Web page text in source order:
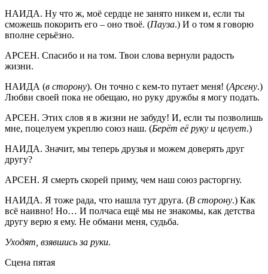
НАИДА. Ну что ж, моё сердце не занято никем и, если ты
сможешь покорить его – оно твоё. (Пауза.) И о том я говорю
вполне серьёзно.
АРСЕН. Спасибо и на том. Твои слова вернули радость
жизни.
НАИДА (в сторону). Он точно с кем-то путает меня! (Арсену.)
Любви своей пока не обещаю, но руку дружбы я могу подать.
АРСЕН. Этих слов я в жизни не забуду! И, если ты позволишь
мне, поцелуем укреплю союз наш. (Берёт её руку и целует.)
НАИДА. Значит, мы теперь друзья и можем доверять друг
другу?
АРСЕН. Я смерть скорей приму, чем наш союз расторгну.
НАИДА. Я тоже рада, что нашла тут друга. (В сторону.) Как
всё наивно! Но… И полчаса ещё мы не знакомы, как детства
другу верю я ему. Не обмани меня, судьба.
Уходят, взявшись за руки.
Сцена пятая